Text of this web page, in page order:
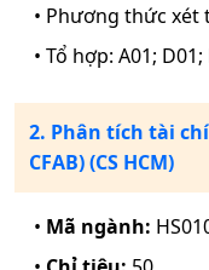
• Phương thức xét
• Tổ hợp: A01; D01;
2. Phân tích tài
CFAB) (CS HCM)
• Mã ngành: